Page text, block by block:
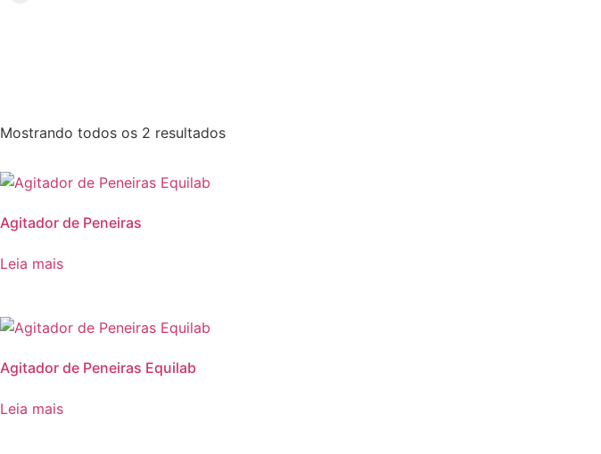
Mostrando todos os 2 resultados
Agitador de Peneiras
Leia mais
Agitador de Peneiras Equilab
Leia mais